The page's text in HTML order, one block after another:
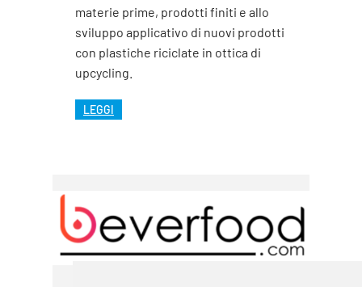
materie prime, prodotti finiti e allo
sviluppo applicativo di nuovi prodotti
con plastiche riciclate in ottica di
upcycling.
LEGGI